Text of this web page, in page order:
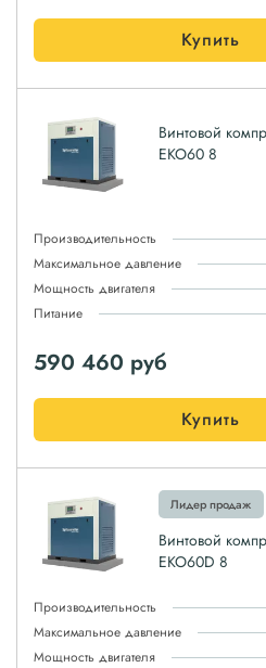
Купить
Винтовой
EKO60 8
Производительность
Максимальное давление
Мощность двигателя
Питание
590 460 руб
Купить
Лидер продаж
Винтовой
EKO60D 8
Производительность
Максимальное давление
Мощность двигателя